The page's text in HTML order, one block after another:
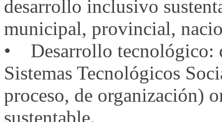
desarrollo inclusivo
municipal, provincial,
• Desarrollo tecnológico:
Sistemas Tecnológicos
proceso, de organización)
sustentable.